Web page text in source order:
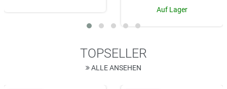
Auf Lager
TOPSELLER
ALLE ANSEHEN